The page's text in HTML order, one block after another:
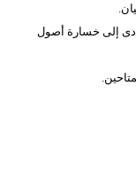
2022، الأمر الذي أدى إلى خسارة أصول